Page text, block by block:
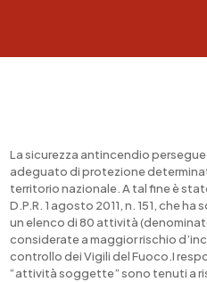
La sicurezza antincendio
adeguato di protezione
territorio nazionale. A tal fine è
D.P.R. 1 agosto 2011, n. 151, che
un elenco di 80 attività
considerate a maggior rischio
controllo dei Vigili del Fuoco.I
“attività soggette” sono tenuti a